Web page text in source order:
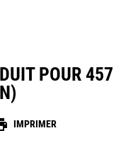
POUR 457
IMPRIMER